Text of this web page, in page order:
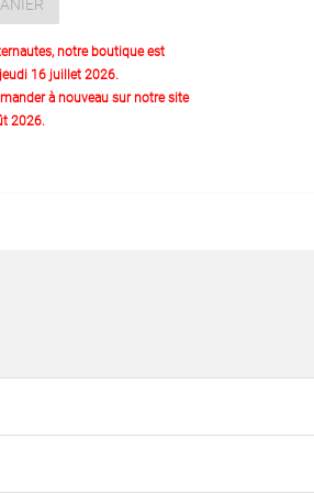
notre boutique est
16 juillet 2026.
à nouveau sur notre site
2026.